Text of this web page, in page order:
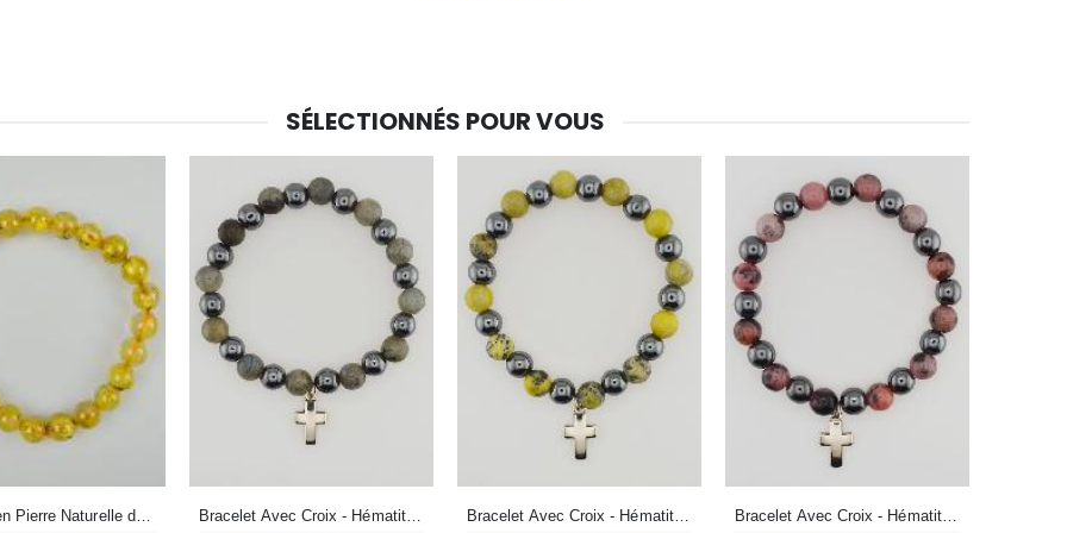
Bougie de Neuvaine Contre le Mal - Saint Michel
Lot de 20 Bougies de Neuvaine Blanches
€58.50
Huile d'Onction
Bougie de Neuvaine Contre le Mal - Saint Michel
-25%
Lot de 20 Bougies de Neuvaine Blanches
€78.00 €58.50
SÉLECTIONNÉS POUR VOUS
Bracelet en Pierre Naturelle de Cristal de Roche Rutile Hematite AA Bracelet Avec Croix - Hématite & Labradorite Bracelet Avec Croix - Hématite & Serpentine Bracelet Avec Croix - Hématite & Rhodonite